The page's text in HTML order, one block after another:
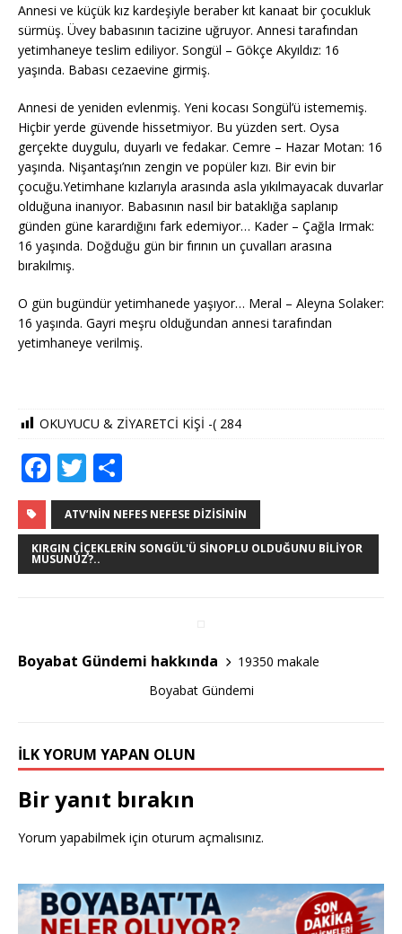
Annesi ve küçük kız kardeşiyle beraber kıt kanaat bir çocukluk
sürmüş. Üvey babasının tacizine uğruyor. Annesi tarafından
yetimhaneye teslim ediliyor. Songül – Gökçe Akyıldız: 16
yaşında. Babası cezaevine girmiş.
Annesi de yeniden evlenmiş. Yeni kocası Songül’ü istememiş.
Hiçbir yerde güvende hissetmiyor. Bu yüzden sert. Oysa
gerçekte duygulu, duyarlı ve fedakar. Cemre – Hazar Motan: 16
yaşında. Nişantaşı’nın zengin ve popüler kızı. Bir evin bir
çocuğu.Yetimhane kızlarıyla arasında asla yıkılmayacak duvarlar
olduğuna inanıyor. Babasının nasıl bir bataklığa saplanıp
günden güne karardığını fark edemiyor… Kader – Çağla Irmak:
16 yaşında. Doğduğu gün bir fırının un çuvalları arasına
bırakılmış.
O gün bugündür yetimhanede yaşıyor… Meral – Aleyna Solaker:
16 yaşında. Gayri meşru olduğundan annesi tarafından
yetimhaneye verilmiş.
OKUYUCU & ZİYARETCİ KİŞİ -( 284
F
a
c
e
b
k
T
w
it
te
r
h
ar
e
ATV’NIN NEFES NEFESE DIZISININ
KIRGIN ÇIÇEKLERIN SONGÜL'Ü SINOPLU OLDUĞUNU BILIYOR
MUSUNUZ?..
Boyabat Gündemi hakkında
19350 makale
Boyabat Gündemi
İLK YORUM YAPAN OLUN
Bir yanıt bırakın
Yorum yapabilmek için oturum açmalısınız.